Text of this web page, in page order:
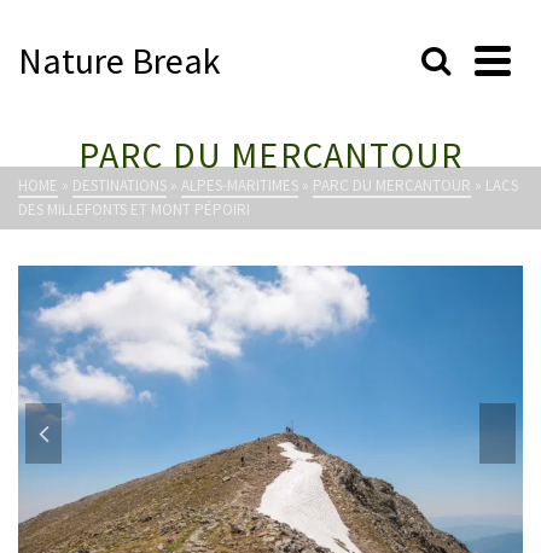
Nature Break
PARC DU MERCANTOUR
HOME » DESTINATIONS » ALPES-MARITIMES » PARC DU MERCANTOUR » LACS
DES MILLEFONTS ET MONT PÉPOIRI